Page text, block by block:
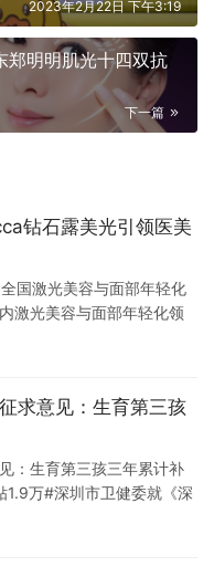
2023年2月22日 下午3:19
郑明明肌光十四双抗
下一篇
钻石露美光引领医美
国激光美容与面部年轻化
激光美容与面部年轻化领
行业高质量发展路径。在
宣布该设备已荣…
求意见：生育第三孩
：生育第三孩三年累计补
1.9万#深圳市卫健委就《深
进式、差别化补贴的思